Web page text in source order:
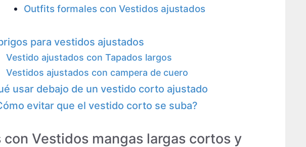
Outfits formales con Vestidos ajustados
para vestidos ajustados
Vestido ajustados con Tapados largos
Vestidos ajustados con campera de cuero
usar debajo de un vestido corto ajustado
evitar que el vestido corto se suba?
Vestidos mangas largas cortos y